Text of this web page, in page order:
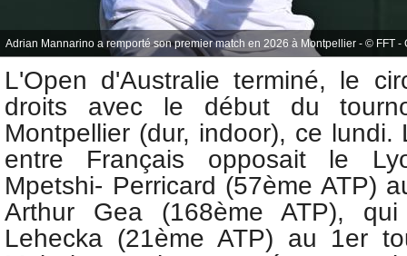
Adrian Mannarino a remporté son premier match en 2026 à Montpellier - © FFT -
L'Open d'Australie terminé, le
droits avec le début du
Montpellier (dur, indoor), ce lundi.
entre Français opposait le
Mpetshi- Perricard (57ème ATP)
Arthur Gea (168ème ATP),
Lehecka (21ème ATP) au 1er